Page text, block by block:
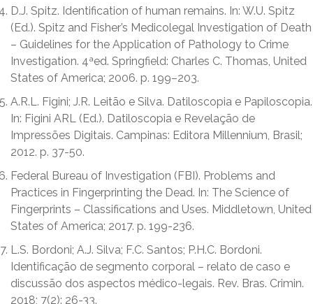
D.J. Spitz. Identification of human remains. In: W.U. Spitz
(Ed.). Spitz and Fisher’s Medicolegal Investigation of Death
– Guidelines for the Application of Pathology to Crime
Investigation. 4ªed. Springfield: Charles C. Thomas, United
States of America; 2006. p. 199–203.
A.R.L. Figini; J.R. Leitão e Silva. Datiloscopia e Papiloscopia.
In: Figini ARL (Ed.). Datiloscopia e Revelação de
Impressões Digitais. Campinas: Editora Millennium, Brasil;
2012. p. 37-50.
Federal Bureau of Investigation (FBI). Problems and
Practices in Fingerprinting the Dead. In: The Science of
Fingerprints – Classifications and Uses. Middletown, United
States of America; 2017. p. 199-236.
L.S. Bordoni; A.J. Silva; F.C. Santos; P.H.C. Bordoni.
Identificação de segmento corporal – relato de caso e
discussão dos aspectos médico-legais. Rev. Bras. Crimin.
2018; 7(2): 26-33.